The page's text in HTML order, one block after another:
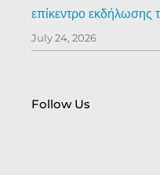
επίκεντρο
July 24, 2026
Follow Us